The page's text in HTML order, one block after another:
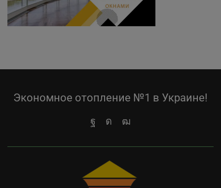
Экономное отопление №1 в Украине!